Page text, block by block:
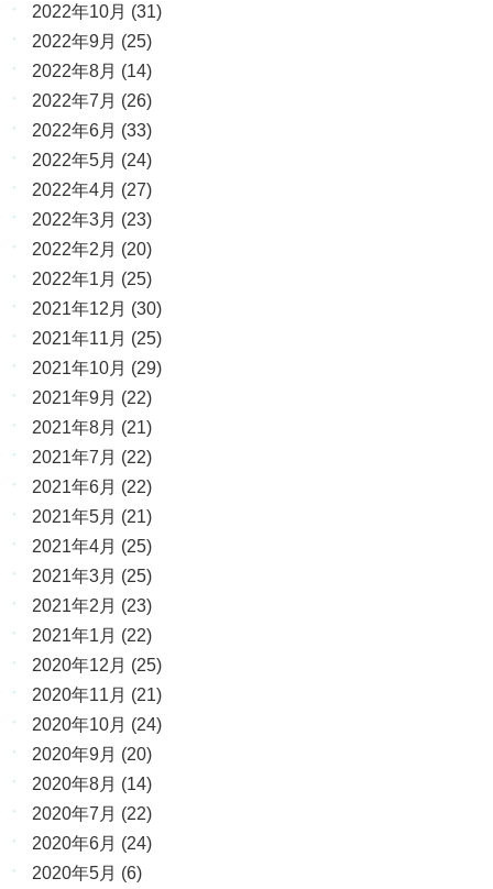
2022年10月 (31)
2022年9月 (25)
2022年8月 (14)
2022年7月 (26)
2022年6月 (33)
2022年5月 (24)
2022年4月 (27)
2022年3月 (23)
2022年2月 (20)
2022年1月 (25)
2021年12月 (30)
2021年11月 (25)
2021年10月 (29)
2021年9月 (22)
2021年8月 (21)
2021年7月 (22)
2021年6月 (22)
2021年5月 (21)
2021年4月 (25)
2021年3月 (25)
2021年2月 (23)
2021年1月 (22)
2020年12月 (25)
2020年11月 (21)
2020年10月 (24)
2020年9月 (20)
2020年8月 (14)
2020年7月 (22)
2020年6月 (24)
2020年5月 (6)